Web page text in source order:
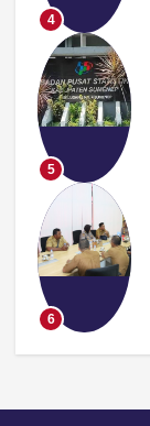
4
5
6